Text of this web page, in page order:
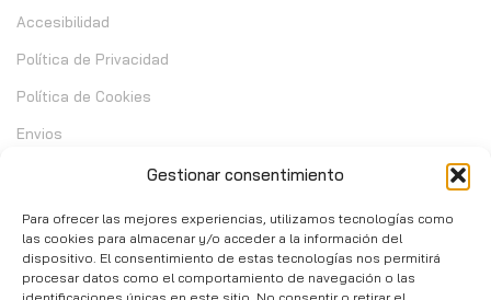
Gestionar consentimiento
Para ofrecer las mejores experiencias, utilizamos tecnologías como
las cookies para almacenar y/o acceder a la información del
dispositivo. El consentimiento de estas tecnologías nos permitirá
procesar datos como el comportamiento de navegación o las
Accesibilidad
Política de Privacidad
Política de Cookies
Envios
Contacto